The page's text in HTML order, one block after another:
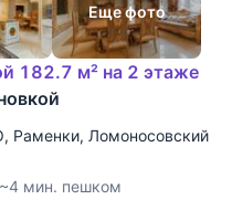
Еще фото
182.7 м² на 2 этаже
, Раменки, Ломоносовский
~4 мин. пешком